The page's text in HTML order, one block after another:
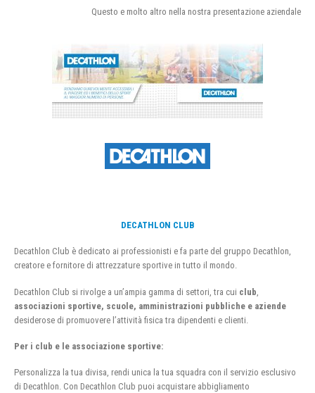
Questo e molto altro nella nostra presentazione aziendale
DECATHLON CLUB
Decathlon Club è dedicato ai professionisti e fa parte del gruppo Decathlon,
creatore e fornitore di attrezzature sportive in tutto il mondo.
Decathlon Club si rivolge a un’ampia gamma di settori, tra cui club
associazioni sportive, scuole, amministrazioni pubbliche e aziende
desiderose di promuovere l’attività fisica tra dipendenti e clienti.
Per i club e le associazione sportive:
Personalizza la tua divisa, rendi unica la tua squadra con il servizio esclusivo
di Decathlon. Con Decathlon Club puoi acquistare abbigliamento